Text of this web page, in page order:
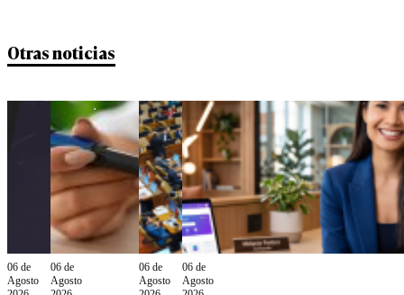
Otras noticias
06 de
Agosto
06 de
Agosto
06 de
Agosto
06 de
Agosto